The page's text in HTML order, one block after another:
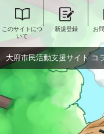
このサイトにつ
いて
新規登録 お
大府市民活動支援サイト コ